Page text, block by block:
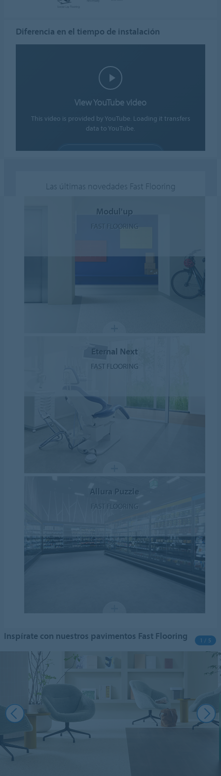
Diferencia en el tiempo de instalación
View YouTube video
This video is provided by YouTube. Loading it transfers
data to YouTube.
Las últimas novedades Fast Flooring
Modul'up
FAST FLOORING
Eternal Next
FAST FLOORING
Allura Puzzle
FAST FLOORING
Inspírate con nuestros pavimentos Fast Flooring 1 / 5